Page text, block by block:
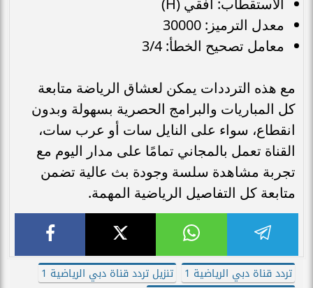
معدل الترميز: 30000
معامل تصحيح الخطأ: 3/4
مع هذه الترددات يمكن لعشاق الرياضة متابعة
كل المباريات والبرامج الحصرية بسهولة وبدون
انقطاع، سواء على النايل سات أو عرب سات،
القناة تعمل بالمجاني تمامًا على مدار اليوم مع
تجربة مشاهدة سلسة وجودة بث عالية تضمن
متابعة كل التفاصيل الرياضية المهمة.
تردد قناة دبي الرياضية 1
تنزيل تردد قناة دبي الرياضية 1